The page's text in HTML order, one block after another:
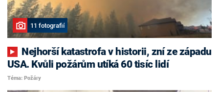
11 fotografií
USA. Kvůli požárům utíká 60 tisíc lidí
Téma: Požáry